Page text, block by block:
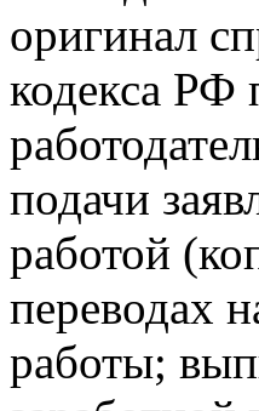
оригинал
кодекса РФ
подачи
работой
переводах
работы;